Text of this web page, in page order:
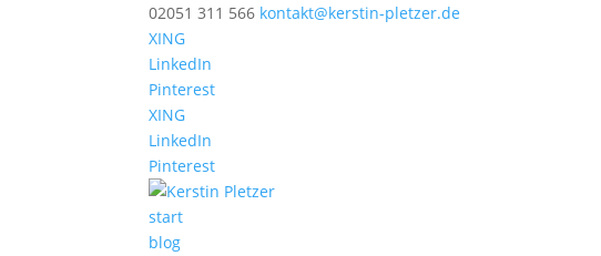
02051 311 566 kontakt@kerstin-pletzer.de
XING
LinkedIn
Pinterest
XING
LinkedIn
Pinterest
start
blog